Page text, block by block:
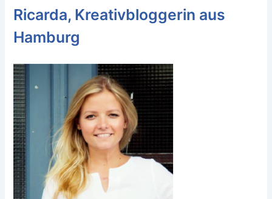
Ricarda, Kreativbloggerin aus
Hamburg